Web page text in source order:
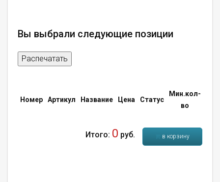
Вы выбрали следующие позиции
Распечатать
Номер Артикул Название Цена Статус
Мин.кол-
во
в корзину
Итого: 0 руб.